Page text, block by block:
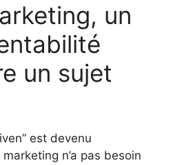
un
un sujet
est devenu
n’a pas besoin